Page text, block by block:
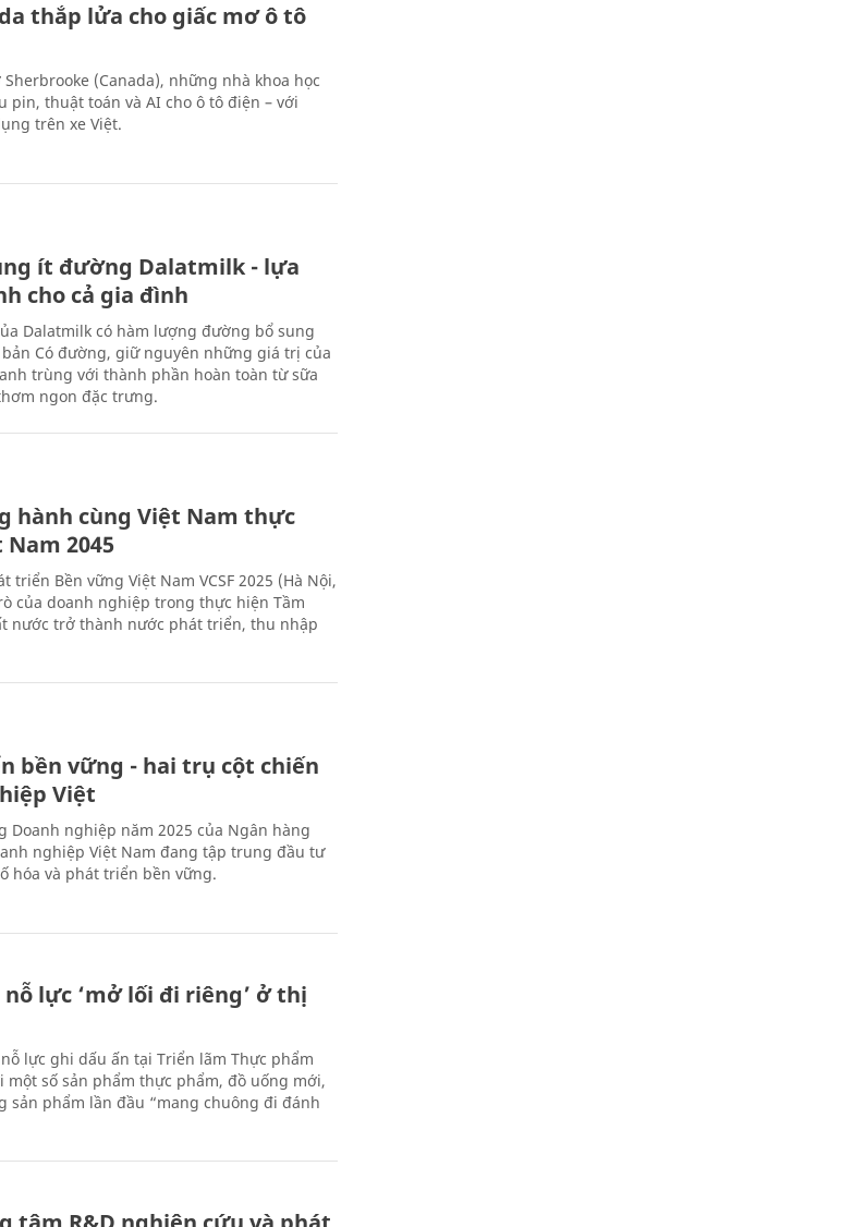
thắp lửa cho giấc mơ ô tô
(Canada), những nhà khoa học
pin, thuật toán và AI cho ô tô điện – với
trên xe Việt.
ít đường Dalatmilk - lựa
cho cả gia đình
Dalatmilk có hàm lượng đường bổ sung
Có đường, giữ nguyên những giá trị của
trùng với thành phần hoàn toàn từ sữa
ngon đặc trưng.
hành cùng Việt Nam thực
2045
triển Bền vững Việt Nam VCSF 2025 (Hà Nội,
của doanh nghiệp trong thực hiện Tầm
nước trở thành nước phát triển, thu nhập
bền vững - hai trụ cột chiến
Việt
Doanh nghiệp năm 2025 của Ngân hàng
nghiệp Việt Nam đang tập trung đầu tư
hóa và phát triển bền vững.
lực ‘mở lối đi riêng’ ở thị
lực ghi dấu ấn tại Triển lãm Thực phẩm
một số sản phẩm thực phẩm, đồ uống mới,
sản phẩm lần đầu “mang chuông đi đánh